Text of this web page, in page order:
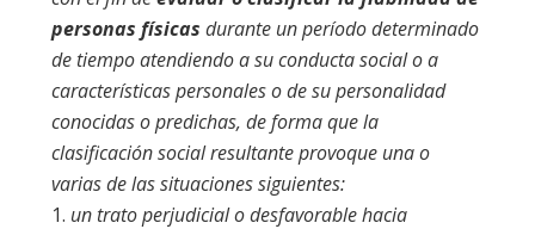
personas físicas durante un período determinado
de tiempo atendiendo a su conducta social o a
características personales o de su personalidad
conocidas o predichas, de forma que la
clasificación social resultante provoque una o
varias de las situaciones siguientes:
un trato perjudicial o desfavorable hacia